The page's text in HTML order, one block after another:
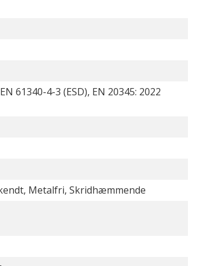
61340-4-3 (ESD), EN 20345: 2022
Metalfri, Skridhæmmende